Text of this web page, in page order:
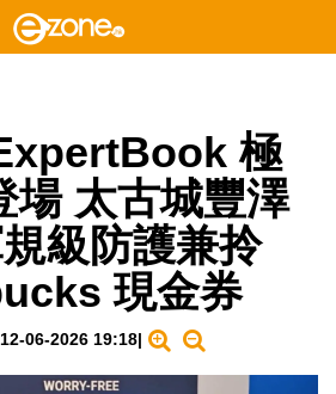
極
場 太古城豐澤
級防護兼拎
現金券
12-06-2026 19:18|